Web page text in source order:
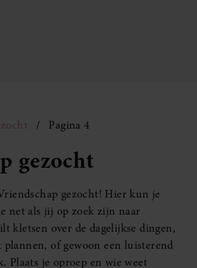
Pagina 4
gezocht
gezocht! Hier kun je
net als jij op zoek zijn naar
kletsen over de dagelijkse dingen,
of gewoon een luisterend
Plaats je oproep en wie weet